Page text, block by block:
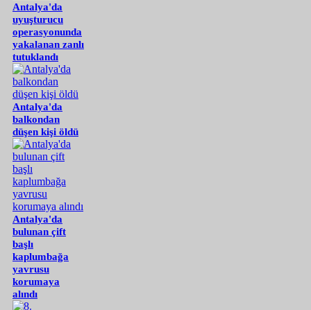
Antalya'da
uyuşturucu
operasyonunda
yakalanan zanlı
tutuklandı
Antalya'da
balkondan
düşen kişi öldü
Antalya'da
bulunan çift
başlı
kaplumbağa
yavrusu
korumaya
alındı